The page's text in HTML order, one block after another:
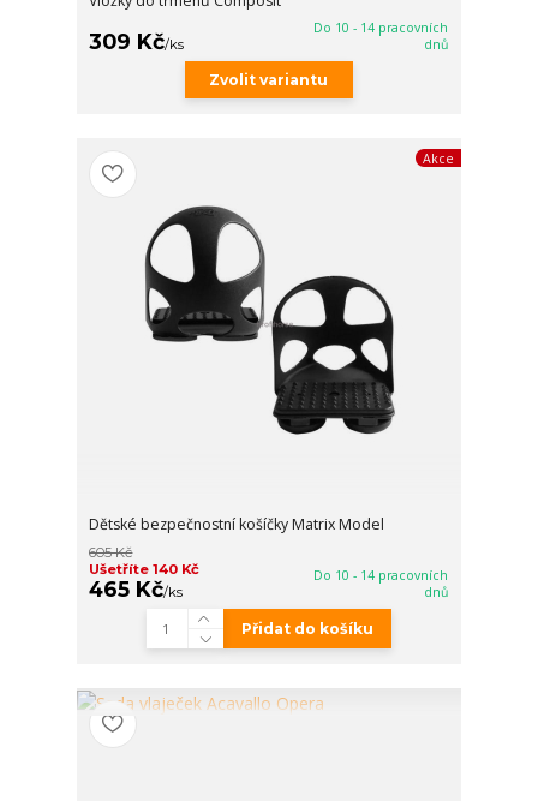
309 Kč/ks
Do 10 - 14 pracovních
dnů
Zvolit variantu
Akce
Dětské bezpečnostní košíčky Matrix Model
605 Kč
Ušetříte 140 Kč
465 Kč/ks
Do 10 - 14 pracovních
dnů
Přidat do košíku